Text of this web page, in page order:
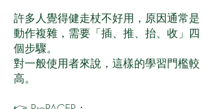
許多人覺得健走杖不好用，原因通常是
動作複雜，需要「插、推、抬、收」四
個步驟。
對一般使用者來說，這樣的學習門檻較
高。